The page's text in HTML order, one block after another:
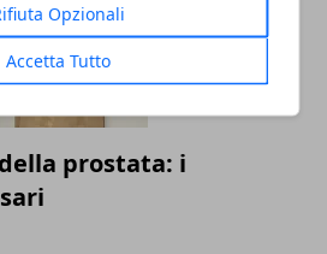
Opzionali
Accetta Tutto
prostata: i